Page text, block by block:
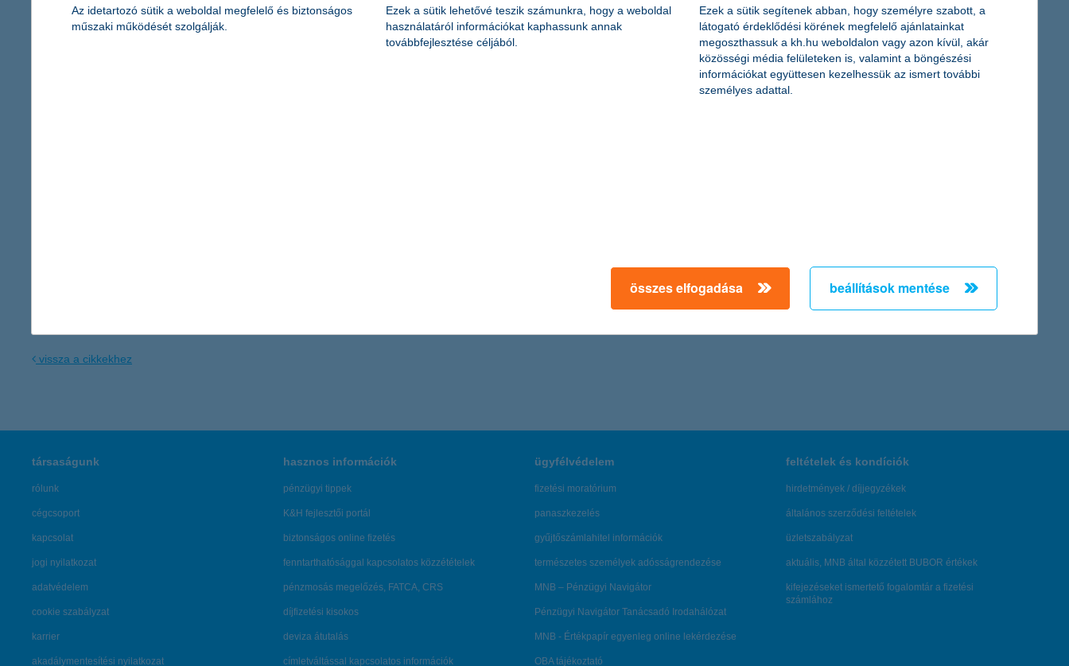
A Bank elsőként lépett a hazai piacra a K&H zöld lakáshitellel, amely felújításra és/vagy lakásvásárlásra is igényelhető, finanszírozza az energiahatékony felújításokat és hosszú távon csökkenheti a
háztartások rezsikiadását is.
vissza a cikkekhez
társaságunk
rólunk
cégcsoport
kapcsolat
jogi nyilatkozat
adatvédelem
cookie szabályzat
karrier
akadálymentesítési nyilatkozat
hasznos információk
pénzügyi tippek
K&H fejlesztői portál
biztonságos online fizetés
fenntarthatósággal kapcsolatos közzétételek
pénzmosás megelőzés, FATCA, CRS
díjfizetési kisokos
deviza átutalás
címletváltással kapcsolatos információk
ügyfélvédelem
fizetési moratórium
panaszkezelés
gyűjtőszámlahitel információk
természetes személyek adósságrendezése
MNB – Pénzügyi Navigátor
Pénzügyi Navigátor Tanácsadó Irodahálózat
MNB - Értékpapír egyenleg online lekérdezése
OBA tájékoztató
feltételek és kondíciók
hirdetmények / díjjegyzékek
általános szerződési feltételek
üzletszabályzat
aktuális, MNB által közzétett BUBOR értékek
kifejezéseket ismertető fogalomtár a fizetési
számlához
Az idetartozó sütik a weboldal megfelelő és biztonságos
műszaki működését szolgálják.
Ezek a sütik lehetővé teszik számunkra, hogy a weboldal
használatáról információkat kaphassunk annak
továbbfejlesztése céljából.
Ezek a sütik segítenek abban, hogy személyre szabott, a
látogató érdeklődési körének megfelelő ajánlatainkat
megoszthassuk a kh.hu weboldalon vagy azon kívül, akár
közösségi média felületeken is, valamint a böngészési
információkat együttesen kezelhessük az ismert további
személyes adattal.
összes elfogadása beállítások mentése